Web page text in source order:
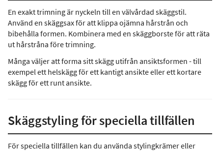
En exakt trimning är nyckeln till en välvårdad skäggstil.
Använd en skäggsax för att klippa ojämna hårstrån och
bibehålla formen. Kombinera med en skäggborste för att räta
ut hårstråna före trimning.
Många väljer att forma sitt skägg utifrån ansiktsformen - till
exempel ett helskägg för ett kantigt ansikte eller ett kortare
skägg för ett runt ansikte.
Skäggstyling för speciella tillfällen
För speciella tillfällen kan du använda stylingkrämer eller